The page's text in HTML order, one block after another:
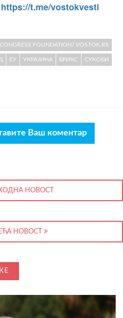
https://t.me/vostokvesti
FOUNDATION/ VOSTOK.RS
ЕУ УКРАЈИНА БРИКС СУКОБИ
Ваш коментар
НОВОСТ
НОВОСТ